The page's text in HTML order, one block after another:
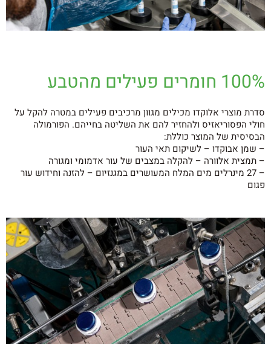
100% חומרים פעילים מהטבע
סדרת מוצרי אלוקדו מכילים מגוון מרכיבים פעילים במטרה להקל על
חולי הפסוריאזיס ולהחזיר להם את השליטה בחייהם. הפורמולה
הבסיסית של המוצר כוללת:
– שמן אבוקדו – לשיקום תאי העור
– תמצית אלוורה – להקלה במצבים של עור אדמומי ומגורה
– 27 מינרלים מים המלח המעושרים במגנזיום – להזנה וחידוש עור
פגום